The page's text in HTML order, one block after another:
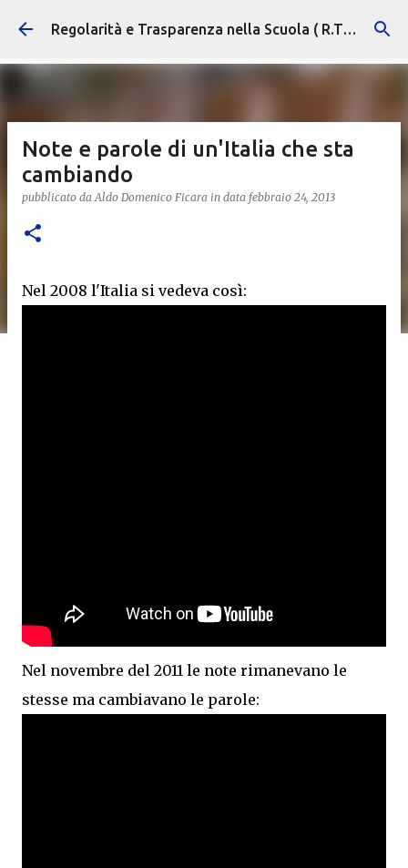
Passa ai contenuti principali Regolarità e Trasparenza nella Scuola ( R.T.S. )
Note e parole di un'Italia che sta
cambiando
pubblicato daAldo Domenico Ficara in data febbraio 24, 2013
Nel 2008 l'Italia si vedeva così:
Nel novembre del 2011 le note rimanevano le
stesse ma cambiavano le parole: